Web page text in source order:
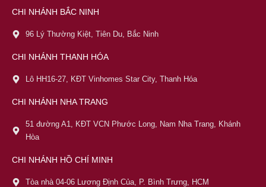
CHI NHÁNH BẮC NINH
96 Lý Thường Kiệt, Tiên Du, Bắc Ninh
CHI NHÁNH THANH HÓA
Lô HH16-27, KĐT Vinhomes Star City, Thanh Hóa
CHI NHÁNH NHA TRANG
51 đường A1, KĐT VCN Phước Long, Nam Nha Trang, Khánh
Hòa
CHI NHÁNH HỒ CHÍ MINH
Tòa nhà 04-06 Lương Định Của, P. Bình Trưng, HCM